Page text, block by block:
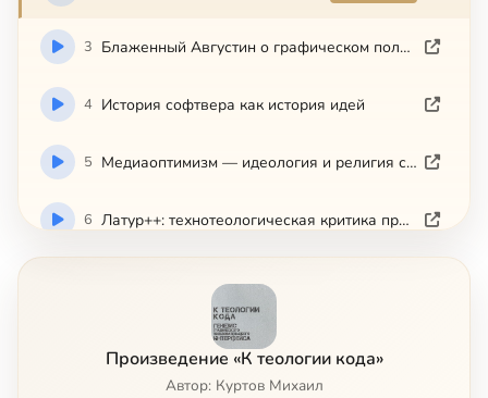
3 Блаженный Августин о графическом пользовательском интерфейсе
4 История софтвера как история идей
5 Медиаоптимизм — идеология и религия современности
6 Латур++: технотеологическая критика проекта «нового Просвещения»
Произведение «К теологии кода»
Автор: Куртов Михаил